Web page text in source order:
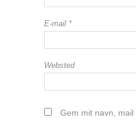
E-mail *
Websted
Gem mit navn,